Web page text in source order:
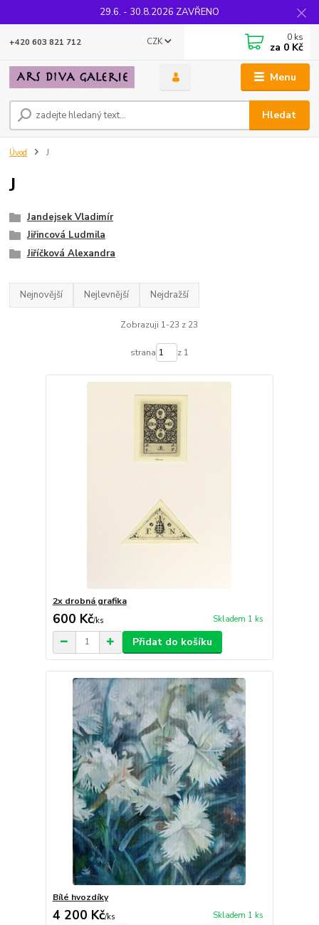
29.6. - 30.8.2026 ZAVŘENO
Menu
CZK
Hledat
+420 603 821 712 0 ks
za 0 Kč
Úvod J
J
Jandejsek Vladimír
Jiřincová Ludmila
Jiříčková Alexandra
Nejnovější Nejlevnější Nejdražší
Zobrazuji 1-23 z 23
strana z 1
2x drobná grafika
600 Kč/ks Skladem 1 ks
Přidat do košíku
Bílé hvozdíky
4 200 Kč/ks Skladem 1 ks